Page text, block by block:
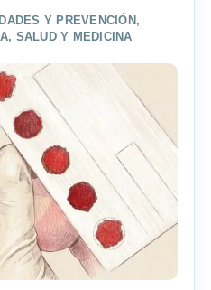
Y PREVENCIÓN ,
, SALUD Y MEDICINA